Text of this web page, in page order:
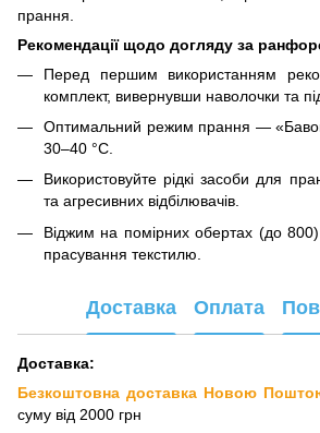
прання.
Рекомендації щодо догляду за
Перед першим використанням
комплект, вивернувши наволочки та
Оптимальний режим прання —
30–40 °C.
Використовуйте рідкі засоби для
та агресивних відбілювачів.
Віджим на помірних обертах (до
прасування текстилю.
Доставка Оплата
Доставка:
Безкоштовна доставка Новою
суму від 2000 грн